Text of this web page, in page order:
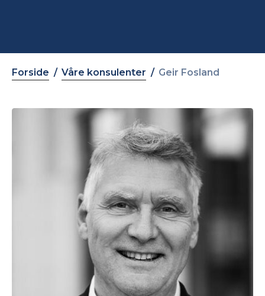
Forside Våre konsulenter Geir Fosland